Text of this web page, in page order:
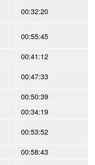
00:32:20
00:55:45
00:41:12
00:47:33
00:50:39
00:34:19
00:53:52
00:58:43